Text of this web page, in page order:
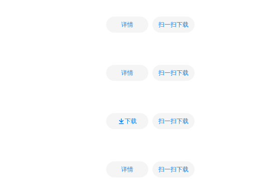
详情 扫一扫下载
详情 扫一扫下载
下载 扫一扫下载
详情 扫一扫下载